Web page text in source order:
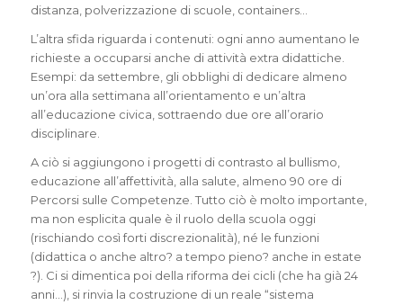
distanza, polverizzazione di scuole, containers…
L’altra sfida riguarda i contenuti: ogni anno aumentano le
richieste a occuparsi anche di attività extra didattiche.
Esempi: da settembre, gli obblighi di dedicare almeno
un’ora alla settimana all’orientamento e un’altra
all’educazione civica, sottraendo due ore all’orario
disciplinare.
A ciò si aggiungono i progetti di contrasto al bullismo,
educazione all’affettività, alla salute, almeno 90 ore di
Percorsi sulle Competenze. Tutto ciò è molto importante,
ma non esplicita quale è il ruolo della scuola oggi
(rischiando così forti discrezionalità), né le funzioni
(didattica o anche altro? a tempo pieno? anche in estate
?). Ci si dimentica poi della riforma dei cicli (che ha già 24
anni…), si rinvia la costruzione di un reale “sistema